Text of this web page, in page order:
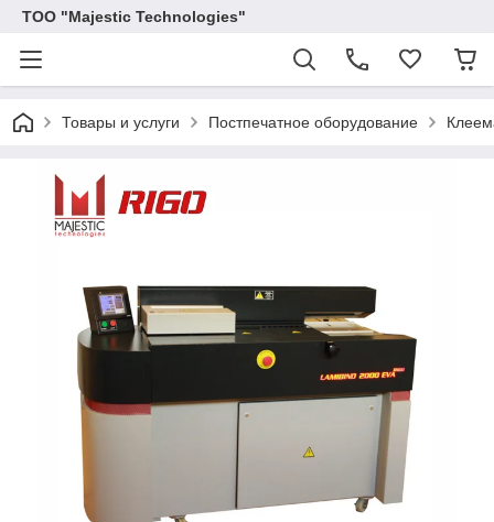
ТОО "Majestic Technologies"
Товары и услуги Постпечатное оборудование